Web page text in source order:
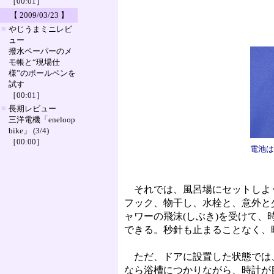
【 2009/03/23 】
■ やじうまミニレビ
ュー
撥水ペーパーのメ
モ帳と“現場仕
様”のボールペンを
試す
［00:01］
■ 長期レビュー
三洋電機「eneloop
bike」 (3/4)
［00:00］
電池
それでは、風呂場にセットしよ
フック、物干し、水栓と、意外
ャワーの飛沫(しぶき)を受けて、
できる。秒針も止まることなく
ただ、ドアに設置した状態では
なら浴槽につかりながら、時計